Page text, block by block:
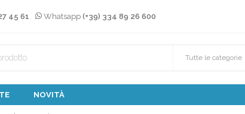
45 61 Whatsapp (+39) 334 89 26 600
Tutte le categorie
NOVITÀ